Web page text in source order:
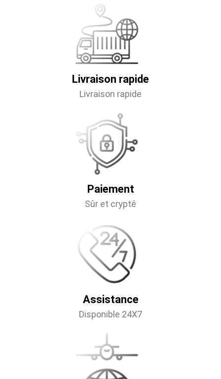
Livraison rapide
Livraison rapide
Paiement
Sûr et crypté
Assistance
Disponible 24X7